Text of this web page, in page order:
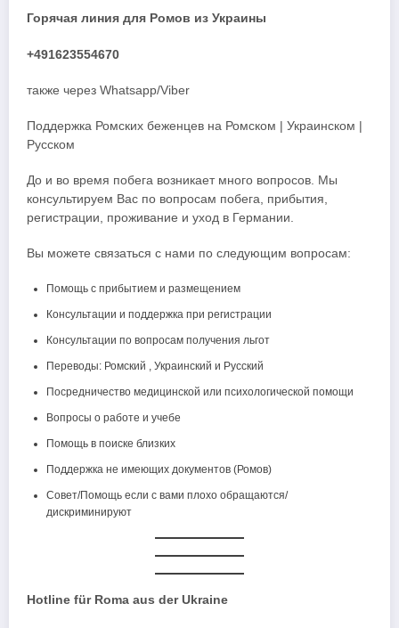
Горячая линия для Ромов из Украины
+491623554670
также через Whatsapp/Viber
Поддержка Ромских беженцев на Ромском | Украинском |
Русском
До и во время побега возникает много вопросов. Мы
консультируем Вас по вопросам побега, прибытия,
регистрации, проживание и уход в Германии.
Вы можете связаться с нами по следующим вопросам:
Помощь с прибытием и размещением
Консультации и поддержка при регистрации
Консультации по вопросам получения льгот
Переводы: Ромский , Украинский и Русский
Посредничество медицинской или психологической помощи
Вопросы о работе и учебе
Помощь в поиске близких
Поддержка не имеющих документов (Ромов)
Совет/Помощь если с вами плохо обращаются/
дискриминируют
Hotline für Roma aus der Ukraine